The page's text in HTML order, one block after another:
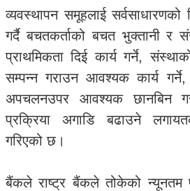
व्यवस्थापन समूहलाई सर्वसाधारणको
गर्दै बचतकर्ताको बचत भुक्तानी र
प्राथमिकता दिई कार्य गर्ने,
सम्पन्न गराउन आवश्यक कार्य गर्ने,
अपचलनउपर आवश्यक छानबिन
प्रक्रिया अगाडि बढाउने
गरिएको छ।
बैंकले राष्ट्र बैंकले तोकेको न्यूनतम